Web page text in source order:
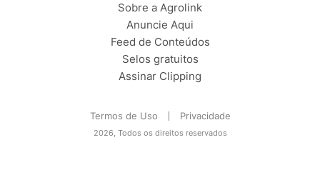
Sobre a Agrolink
Anuncie Aqui
Feed de Conteúdos
Selos gratuitos
Assinar Clipping
Termos de Uso Privacidade
2026, Todos os direitos reservados